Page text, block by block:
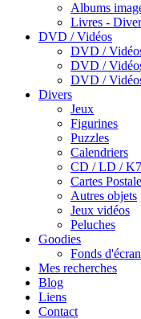
Albums
Livres -
DVD / Vidéos
DVD /
DVD /
DVD /
Divers
Jeux
Figurines
Puzzles
Calendriers
CD / LD /
Cartes
Autres objets
Jeux vidéos
Peluches
Goodies
Fonds
Mes recherches
Blog
Liens
Contact